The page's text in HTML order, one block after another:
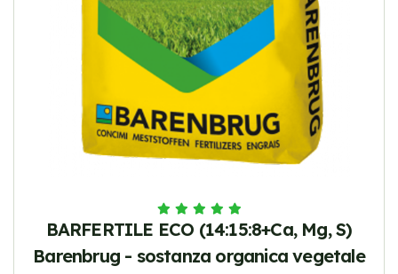
BARFERTILE ECO (14:15:8+Ca, Mg, S)
Barenbrug - sostanza organica vegetale